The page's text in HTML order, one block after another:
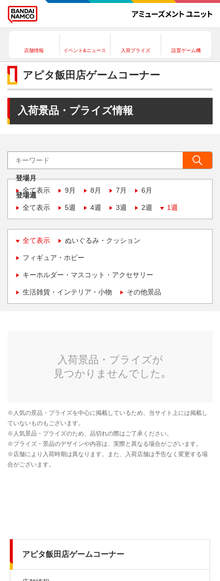
店舗情報 イベント&ニュース 入荷プライズ 設置ゲーム機
アピタ飯田店ゲームコーナー
入荷景品・プライズ情報
登場月
全て表示
9月 8月 7月 6月
登場週
全て表示
5週 4週 3週 2週 1週
全て表示 ぬいぐるみ・クッション
フィギュア・ホビー
キーホルダー・マスコット・アクセサリー
生活雑貨・インテリア・小物 その他景品
アピタ飯田店ゲームコーナー